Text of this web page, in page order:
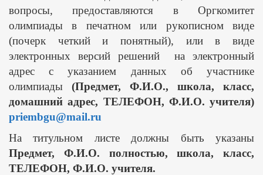
вопросы, предоставляются в Оргкомитет
олимпиады в печатном или рукописном виде
(почерк четкий и понятный), или в виде
электронных версий решений на электронный
адрес с указанием данных об участнике
олимпиады (Предмет, Ф.И.О., школа, класс,
домашний адрес, ТЕЛЕФОН, Ф.И.О. учителя)
priembgu@mail.ru
На титульном листе должны быть указаны
Предмет, Ф.И.О. полностью, школа, класс,
ТЕЛЕФОН, Ф.И.О. учителя.